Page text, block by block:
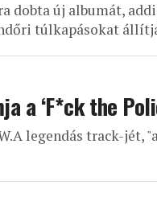
dobta új albumát,
túlkapásokat
a ‘F*ck the
legendás track-jét,